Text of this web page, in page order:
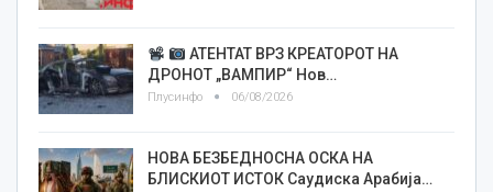
АТЕНТАТ ВРЗ КРЕАТОРОТ НА
ДРОНОТ „ВАМПИР“ Нов…
Плусинфо 06/08/2026
НОВА БЕЗБЕДНОСНА ОСКА НА
БЛИСКИОТ ИСТОК Саудиска Арабија…